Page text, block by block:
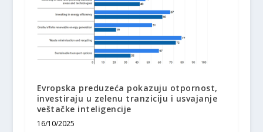
Evropska preduzeća pokazuju otpornost,
investiraju u zelenu tranziciju i usvajanje
veštačke inteligencije
16/10/2025